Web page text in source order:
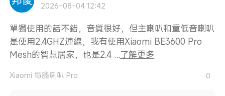
2026-08-04 12:42
單獨使用的話不錯，音質很好，但主喇叭和重低音喇叭
是使用2.4GHZ連線，我有使用Xiaomi BE3600 Pro
Mesh的智慧居家，也是2.4 ...了解更多
Xiaomi 電腦喇叭 Pro 0